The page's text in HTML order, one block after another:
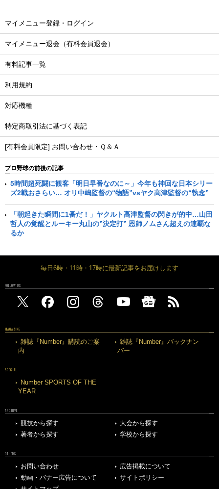
マイメニュー登録・ログイン
マイメニュー退会（有料会員退会）
有料記事一覧
利用規約
対応機種
特定商取引法に基づく表記
[有料会員限定] お問い合わせ・Ｑ＆Ａ
プロ野球の前後の記事
5時間超死闘に観客「明日早番なのに～」今年も神回な日本シリー
ズ2戦おさらい… オリ中嶋監督の“物語”vsヤク高津監督の“執念”
「朝起きた瞬間に1番だ！」ヤクルト高津監督の閃きが的中…山田
哲人の覚醒とルーキー丸山の”決定打” 恩師ノムさん超えの連覇な
るか
毎日6時・11時・17時に最新記事をお届けします
FOLLOW US
MAGAZINE
雑誌『Number』購読のご案
内
雑誌『Number』バックナン
バー
SPECIAL
Number SPORTS OF THE
YEAR
ARCHIVE
競技から探す
大会から探す
著者から探す
学校から探す
OTHERS
お問い合わせ
広告掲載について
動画・バナー広告について
サイトポリシー